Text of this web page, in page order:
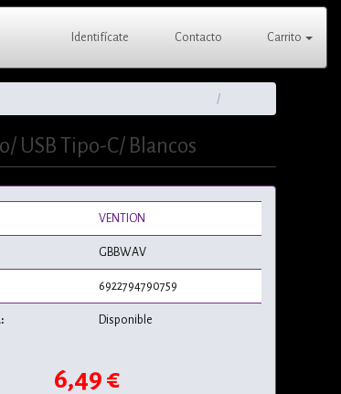
Identifícate Contacto Carrito
USB Tipo-C/ Blancos
VENTION
GBBWAV
6922794790759
Disponible
6,49 €